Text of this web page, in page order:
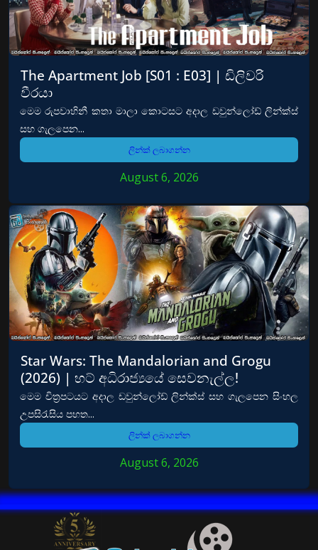
The Apartment Job [S01 : E03] | ඩිලිවරි
වීරයා
මෙම රුපවාහිනී කතා මාලා කොටසට අදාල ඩවුන්ලෝඩ් ලින්ක්ස්
සහ ගැලපෙන...
ලින්ක් ලබාගන්න
August 6, 2026
Star Wars: The Mandalorian and Grogu
(2026) | හට් අධිරාජ්‍යයේ සෙවනැල්ල!
මෙම චිත්‍රපටයට අදාල ඩවුන්ලෝඩ් ලින්ක්ස් සහ ගැලපෙන සිංහල
උපසිරැසිය පහත...
ලින්ක් ලබාගන්න
August 6, 2026